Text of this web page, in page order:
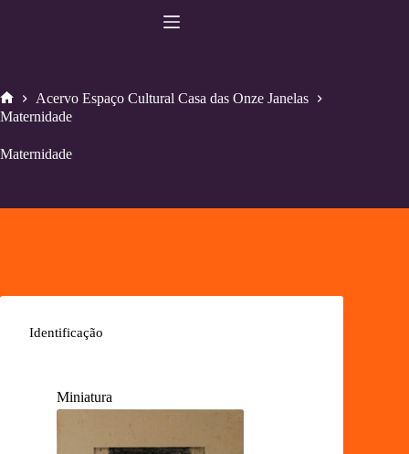
Home
Acervo Espaço Cultural Casa das Onze Janelas
Maternidade
Maternidade
Identificação
Miniatura